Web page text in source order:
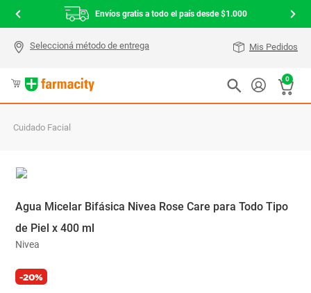
Envíos gratis a todo el país desde $1.000
Mis Pedidos
0
Cuidado Facial
Agua Micelar Bifásica Nivea Rose Care para Todo Tipo
de Piel x 400 ml
Nivea
-20%